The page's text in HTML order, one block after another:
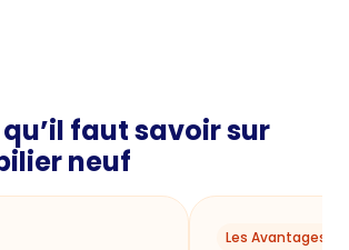
faut savoir sur
neuf
Les Avantages